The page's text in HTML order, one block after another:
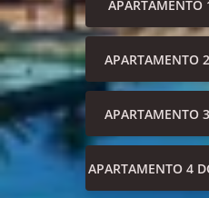
APARTAMENTO
APARTAMENTO
APARTAMENTO
APARTAMENTO 4